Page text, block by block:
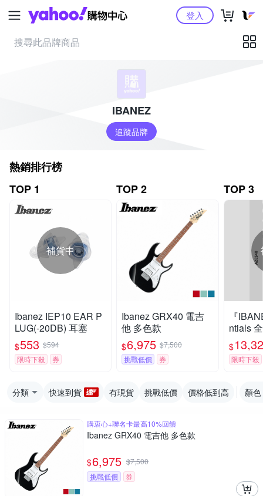
Yahoo購物中心登入
IBANEZ
追蹤品牌
熱銷排行榜
TOP 1
補貨中
Ibanez IEP10 EAR P
LUG(-20DB) 耳塞
$553 $594
限時下殺
券
TOP 2
Ibanez GRX40 電吉
他 多色款
$6,975 $7,500
挑戰低價
券
TOP 3
『
ntials
他
nk / 公
$
限時下殺
分類 快速到貨 有現貨 挑戰低價 價格低到高 顏色
購衷心+聯名卡最高10%回饋
Ibanez GRX40 電吉他 多色款
$6,975 $7,500
挑戰低價
券